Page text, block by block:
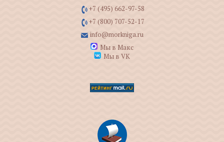
+7 (495) 662-97-58
+7 (800) 707-52-17
info@morkniga.ru
Мы в Макс
Мы в VK